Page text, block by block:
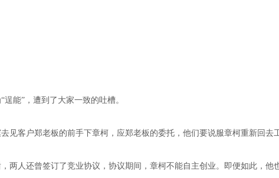
能”，遭到了大家一致的吐槽。
见客户郑老板的前手下章柯，应郑老板的委托，他们要说服章柯重新回去
两人还曾签订了竞业协议，协议期间，章柯不能自主创业。即便如此，他